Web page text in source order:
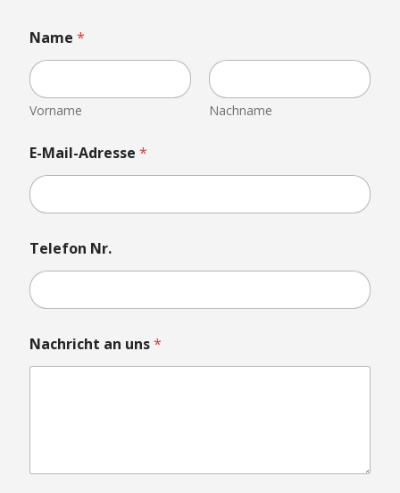
Name *
Vorname Nachname
E-Mail-Adresse *
Telefon Nr.
a
t
Nachricht an uns*